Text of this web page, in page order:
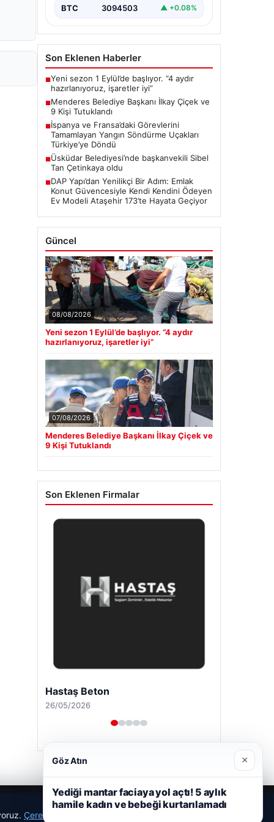
BTC 3094503 ▲ +0.08%
Son Eklenen Haberler
■Yeni sezon 1 Eylül’de başlıyor. “4 aydır
hazırlanıyoruz, işaretler iyi”
■Menderes Belediye Başkanı İlkay Çiçek ve
9 Kişi Tutuklandı
■İspanya ve Fransa’daki Görevlerini
Tamamlayan Yangın Söndürme Uçakları
Türkiye’ye Döndü
■Üsküdar Belediyesi’nde başkanvekili Sibel
Tan Çetinkaya oldu
■DAP Yapı’dan Yenilikçi Bir Adım: Emlak
Konut Güvencesiyle Kendi Kendini Ödeyen
Ev Modeli Ataşehir 173’te Hayata Geçiyor
Güncel
08/08/2026
Yeni sezon 1 Eylül’de başlıyor. “4 aydır
hazırlanıyoruz, işaretler iyi”
07/08/2026
Menderes Belediye Başkanı İlkay Çiçek ve
9 Kişi Tutuklandı
Son Eklenen Firmalar
Hastaş Beton
26/05/2026
Çerez Politikamız
Göz Atın ×
Yediği mantar faciaya yol açtı! 5 aylık
hamile kadın ve bebeği kurtarılamadı